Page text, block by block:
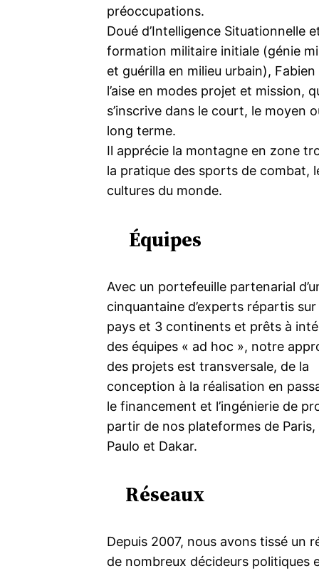
préoccupations.
Doué d’Intelligence Situationnelle
formation militaire initiale (génie
et guérilla en milieu urbain), Fabien
l’aise en modes projet et mission,
s’inscrive dans le court, le moyen
long terme.
Il apprécie la montagne en zone
la pratique des sports de combat,
cultures du monde.
Équipes
Avec un portefeuille partenarial
cinquantaine d’experts répartis sur
pays et 3 continents et prêts à
des équipes « ad hoc », notre
des projets est transversale, de la
conception à la réalisation en
le financement et l’ingénierie de
partir de nos plateformes de Paris,
Paulo et Dakar.
Réseaux
Depuis 2007, nous avons tissé un
de nombreux décideurs politiques